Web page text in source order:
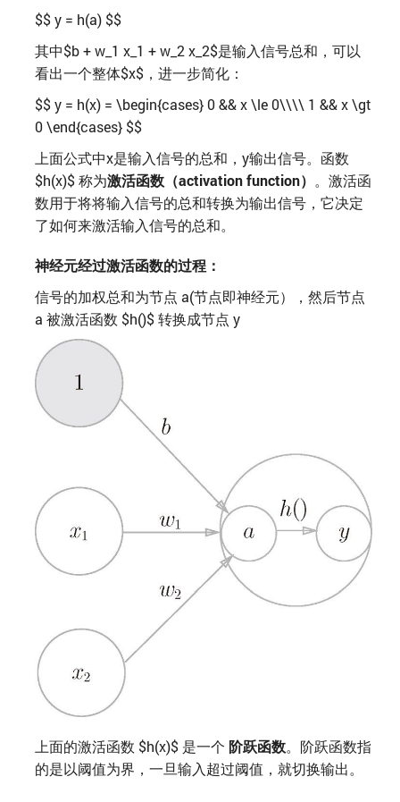
$$ y = h(a) $$
其中$b + w_1 x_1 + w_2 x_2$是输入信号总和，可以
看出一个整体$x$，进一步简化：
$$ y = h(x) = \begin{cases} 0 && x \le 0\\\\ 1 && x \gt
0 \end{cases} $$
上面公式中x是输入信号的总和，y输出信号。函数
$h(x)$ 称为激活函数（activation function） 。激活函
数用于将将输入信号的总和转换为输出信号，它决定
了如何来激活输入信号的总和。
神经元经过激活函数的过程：
信号的加权总和为节点 a(节点即神经元），然后节点
a 被激活函数 $h()$ 转换成节点 y
上面的激活函数 $h(x)$ 是一个 阶跃函数。阶跃函数指
的是以阈值为界，一旦输入超过阈值，就切换输出。